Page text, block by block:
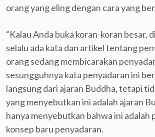
orang yang eling dengan cara yang
“Kalau Anda buka koran-koran besar,
selalu ada kata dan artikel tentang
orang sedang membicarakan
sesungguhnya kata penyadaran ini
langsung dari ajaran Buddha, tetapi
yang menyebutkan ini adalah ajaran
hanya menyebutkan bahwa ini adalah
konsep baru penyadaran.